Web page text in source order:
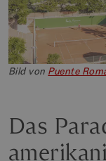
Bild von Puente
Das